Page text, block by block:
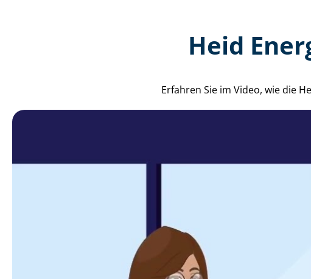
Heid
Erfahren Sie im Video, wie die